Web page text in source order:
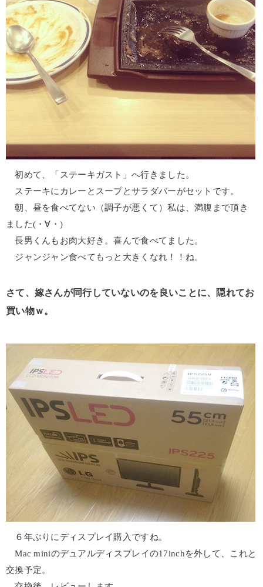
初めて、「ステーキガスト」へ行きました。
ステーキにカレーとスープとサラダバーがセットです。
朝、昼を食べてない（調子が悪くて）私は、満腹まで頂き
ました(・∀・)
長男くんもお肉大好き。喜んで食べてました。
ジャンジャン食べてもっと大きくなれ！！ね。
さて、嫁さんが同行していないのを良いことに、隠れてお
買い物ｗ。
６年ぶりにディスプレイ購入ですね。
Mac miniのデュアルディスプレイの17inchを外して、これと
交換予定。